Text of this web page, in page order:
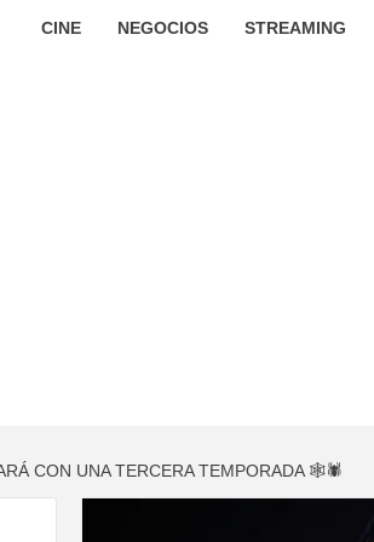
CINE NEGOCIOS STREAMING
CON UNA TERCERA TEMPORADA 🕸🕷